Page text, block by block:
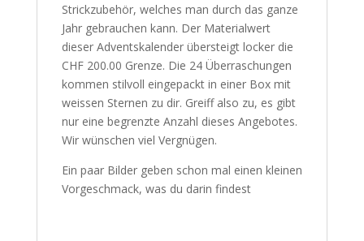
Strickzubehör, welches man durch das ganze
Jahr gebrauchen kann. Der Materialwert
dieser Adventskalender übersteigt locker die
CHF 200.00 Grenze. Die 24 Überraschungen
kommen stilvoll eingepackt in einer Box mit
weissen Sternen zu dir. Greiff also zu, es gibt
nur eine begrenzte Anzahl dieses Angebotes.
Wir wünschen viel Vergnügen.
Ein paar Bilder geben schon mal einen kleinen
Vorgeschmack, was du darin findest